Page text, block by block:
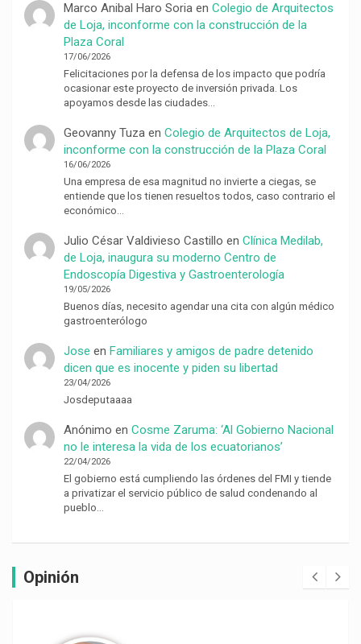
Marco Anibal Haro Soriaen Colegio de Arquitectos
de Loja, inconforme con la construcción de la
Plaza Coral
17/06/2026
Felicitaciones por la defensa de los impacto que podría
ocasionar este proyecto de inversión privada. Los
apoyamos desde las ciudades…
Geovanny Tuzaen Colegio de Arquitectos de Loja,
inconforme con la construcción de la Plaza Coral
16/06/2026
Una empresa de esa magnitud no invierte a ciegas, se
entiende que los tienen resueltos todos, caso contrario el
económico…
Julio César Valdivieso Castillo en Clínica Medilab,
de Loja, inaugura su moderno Centro de
Endoscopía Digestiva y Gastroenterología
19/05/2026
Buenos días, necesito agendar una cita con algún médico
gastroenterólogo
Jose en Familiares y amigos de padre detenido
dicen que es inocente y piden su libertad
23/04/2026
Josdeputaaaa
Anónimo en Cosme Zaruma: ‘Al Gobierno Nacional
no le interesa la vida de los ecuatorianos’
22/04/2026
El gobierno está cumpliendo las órdenes del FMI y tiende
a privatizar el servicio público de salud condenando al
pueblo…
Opinión